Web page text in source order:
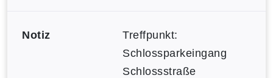
Notiz
Treffpunkt:
Schlossparkeingang
Schlossstraße